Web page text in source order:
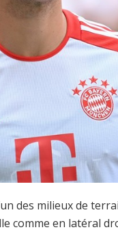
des milieux de
comme en latéral